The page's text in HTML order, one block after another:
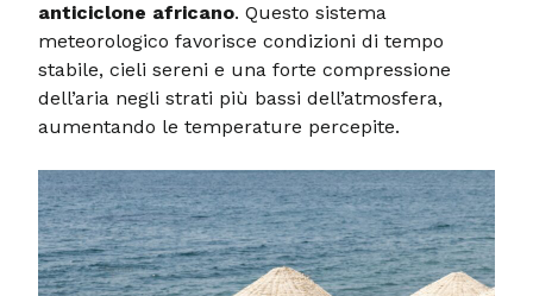
anticiclone africano. Questo sistema
meteorologico favorisce condizioni di tempo
stabile, cieli sereni e una forte compressione
dell’aria negli strati più bassi dell’atmosfera,
aumentando le temperature percepite.